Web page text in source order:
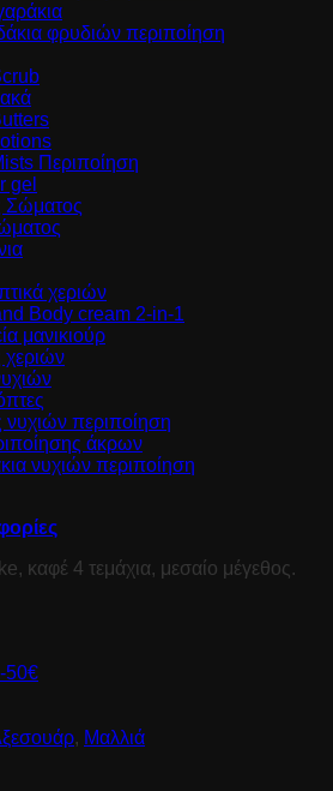
φρυδιών περιποίηση
Περιποίηση
gel
Σώματος
χεριών
Body cream 2-in-1
μανικιούρ
χεριών
νυχιών περιποίηση
άκρων
νυχιών περιποίηση
καφέ 4 τεμάχια, μεσαίο μέγεθος.
50€
, Μαλλιά